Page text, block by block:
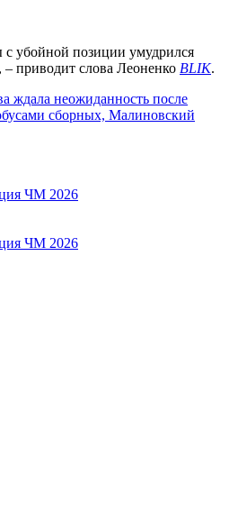
убойной позиции умудрился
– приводит слова Леоненко BLIK.
ждала неожиданность после
сборных, Малиновский
ЧМ 2026
ЧМ 2026